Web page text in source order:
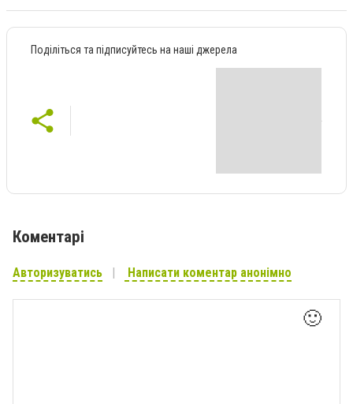
Поділіться та підписуйтесь на наші джерела
Коментарі
Авторизуватись Написати коментар анонімно
🙂